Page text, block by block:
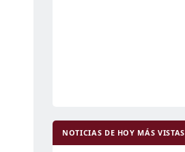
NOTICIAS DE HOY MÁS VISTAS